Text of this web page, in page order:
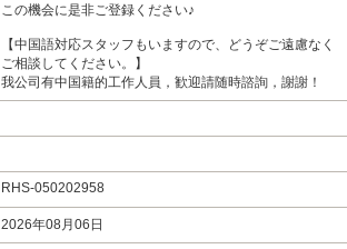
この機会に是非ご登録ください♪
【中国語対応スタッフもいますので、どうぞご遠慮なく
ご相談してください。】
我公司有中国籍的工作人員，歓迎請随時諮詢，謝謝！
RHS-050202958
2026年08月06日